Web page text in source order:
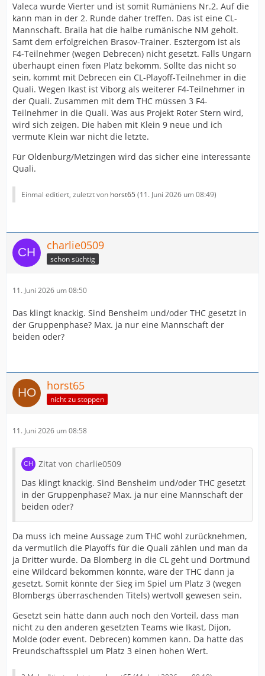
Valeca wurde Vierter und ist somit Rumäniens Nr.2. Auf die
kann man in der 2. Runde daher treffen. Das ist eine CL-
Mannschaft. Braila hat die halbe rumänische NM geholt.
Samt dem erfolgreichen Brasov-Trainer. Esztergom ist als
F4-Teilnehmer (wegen Debrecen) nicht gesetzt. Falls Ungarn
überhaupt einen fixen Platz bekomm. Sollte das nicht so
sein, kommt mit Debrecen ein CL-Playoff-Teilnehmer in die
Quali. Wegen Ikast ist Viborg als weiterer F4-Teilnehmer in
der Quali. Zusammen mit dem THC müssen 3 F4-
Teilnehmer in die Quali. Was aus Projekt Roter Stern wird,
wird sich zeigen. Die haben mit Klein 9 neue und ich
vermute Klein war nicht die letzte.
Für Oldenburg/Metzingen wird das sicher eine interessante
Quali.
Einmal editiert, zuletzt von horst65 (11. Juni 2026 um 08:49)
charlie0509
schon süchtig
11. Juni 2026 um 08:50
Das klingt knackig. Sind Bensheim und/oder THC gesetzt in
der Gruppenphase? Max. ja nur eine Mannschaft der
beiden oder?
horst65
nicht zu stoppen
11. Juni 2026 um 08:58
Zitat von charlie0509
Das klingt knackig. Sind Bensheim und/oder THC gesetzt
in der Gruppenphase? Max. ja nur eine Mannschaft der
beiden oder?
Da muss ich meine Aussage zum THC wohl zurücknehmen,
da vermutlich die Playoffs für die Quali zählen und man da
ja Dritter wurde. Da Blomberg in die CL geht und Dortmund
eine Wildcard bekommen könnte, wäre der THC dann ja
gesetzt. Somit könnte der Sieg im Spiel um Platz 3 (wegen
Blombergs überraschenden Titels) wertvoll gewesen sein.
Gesetzt sein hätte dann auch noch den Vorteil, dass man
nicht zu den anderen gesetzten Teams wie Ikast, Dijon,
Molde (oder event. Debrecen) kommen kann. Da hatte das
Freundschaftsspiel um Platz 3 einen hohen Wert.